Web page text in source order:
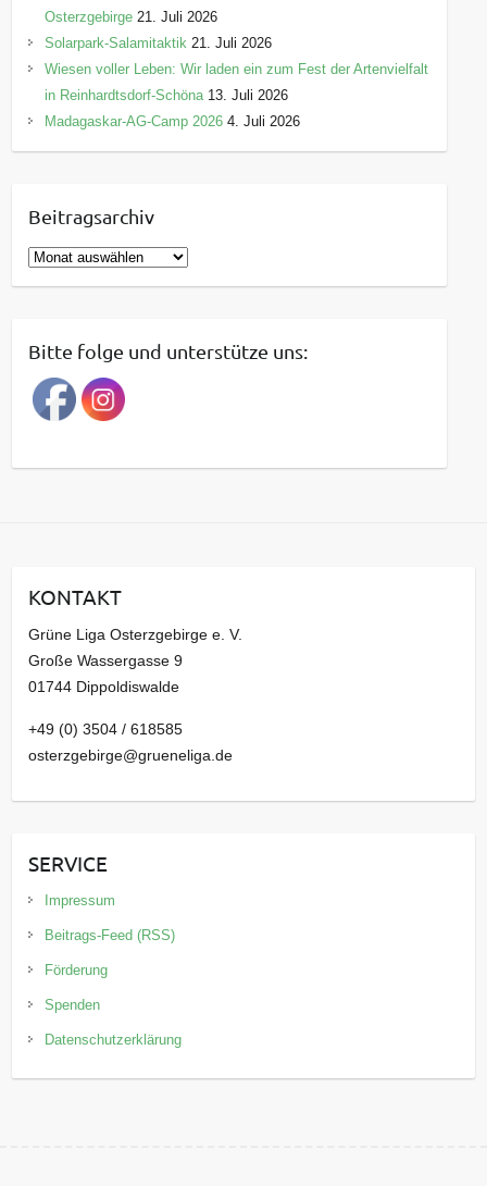
Osterzgebirge 21. Juli 2026
Solarpark-Salamitaktik 21. Juli 2026
Wiesen voller Leben: Wir laden ein zum Fest der Artenvielfalt
in Reinhardtsdorf-Schöna 13. Juli 2026
Madagaskar-AG-Camp 2026 4. Juli 2026
Beitragsarchiv
B
e
r
a
g
a
v
Bitte folge und unterstütze uns:
KONTAKT
Grüne Liga Osterzgebirge e. V.
Große Wassergasse 9
01744 Dippoldiswalde
+49 (0) 3504 / 618585
osterzgebirge@grueneliga.de
SERVICE
Impressum
Beitrags-Feed (RSS)
Förderung
Spenden
Datenschutzerklärung